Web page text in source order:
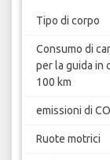
Tipo di corpo
Consumo di
per la guida in
100 km
emissioni di
Ruote motrici